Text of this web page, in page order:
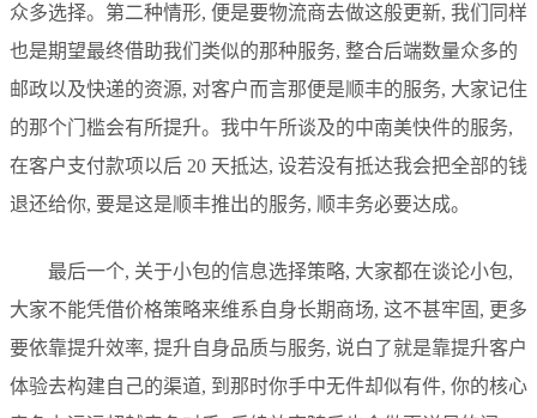
众多选择。第二种情形, 便是要物流商去做这般更新, 我们同样
也是期望最终借助我们类似的那种服务, 整合后端数量众多的
邮政以及快递的资源, 对客户而言那便是顺丰的服务, 大家记住
的那个门槛会有所提升。我中午所谈及的中南美快件的服务,
在客户支付款项以后 20 天抵达, 设若没有抵达我会把全部的钱
退还给你, 要是这是顺丰推出的服务, 顺丰务必要达成。
最后一个, 关于小包的信息选择策略, 大家都在谈论小包,
大家不能凭借价格策略来维系自身长期商场, 这不甚牢固, 更多
要依靠提升效率, 提升自身品质与服务, 说白了就是靠提升客户
体验去构建自己的渠道, 到那时你手中无件却似有件, 你的核心